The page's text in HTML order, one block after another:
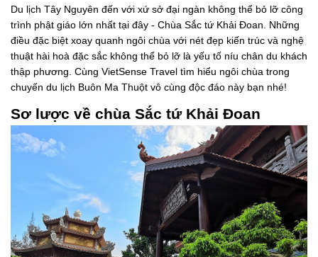
Du lịch Tây Nguyên đến với xứ sở đại ngàn không thể bỏ lỡ công
trình phật giáo lớn nhất tại đây - Chùa Sắc tứ Khải Đoan. Những
điều đặc biệt xoay quanh ngôi chùa với nét đẹp kiến trúc và nghệ
thuật hài hoà đặc sắc không thể bỏ lỡ là yếu tố níu chân du khách
thập phương. Cùng VietSense Travel tìm hiểu ngôi chùa trong
chuyến du lịch Buôn Ma Thuột vô cùng độc đáo này bạn nhé!
Sơ lược về chùa Sắc tứ Khải Đoan